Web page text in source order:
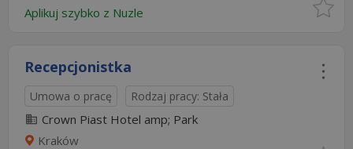
Aplikuj szybko z Nuzle
Recepcjonistka
Umowa o pracę Rodzaj pracy: Stała
Crown Piast Hotel amp; Park
Kraków